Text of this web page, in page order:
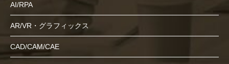
AI/RPA
AR/VR・グラフィックス
CAD/CAM/CAE